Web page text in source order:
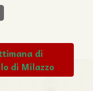
di
di Milazzo